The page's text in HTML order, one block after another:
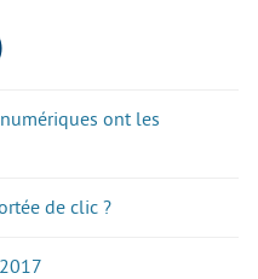
ont les
de clic ?